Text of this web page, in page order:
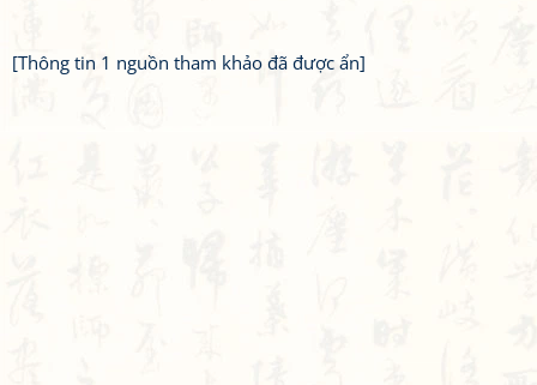
[Thông tin 1 nguồn tham khảo đã được ẩn]